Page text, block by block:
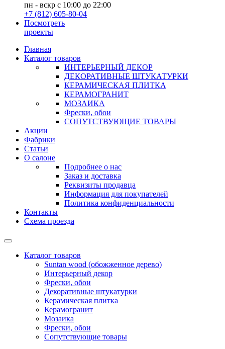
пн - вскр с 10:00 до 22:00
+7 (812) 605-80-04
Посмотреть
проекты
Главная
Каталог товаров
ИНТЕРЬЕРНЫЙ ДЕКОР
ДЕКОРАТИВНЫЕ ШТУКАТУРКИ
КЕРАМИЧЕСКАЯ ПЛИТКА
КЕРАМОГРАНИТ
МОЗАИКА
Фрески, обои
СОПУТСТВУЮЩИЕ ТОВАРЫ
Акции
Фабрики
Статьи
О салоне
Подробнее о нас
Заказ и доставка
Реквизиты продавца
Информация для покупателей
Политика конфиденциальности
Контакты
Схема проезда
Каталог товаров
Suntan wood (обожженное дерево)
Интерьерный декор
Фрески, обои
Декоративные штукатурки
Керамическая плитка
Керамогранит
Мозаика
Фрески, обои
Сопутствующие товары